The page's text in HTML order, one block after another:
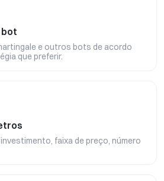
bot
e outros bots de acordo
que preferir.
faixa de preço, número